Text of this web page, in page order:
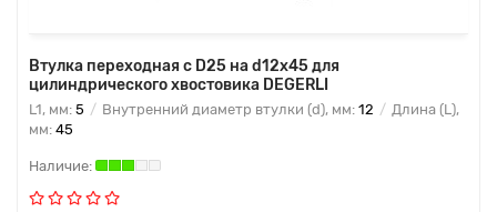
Втулка переходная с D25 на d12x45 для
цилиндрического хвостовика DEGERLI
L1, мм: 5 Внутренний диаметр втулки (d), мм: 12
Длина (L),
мм: 45